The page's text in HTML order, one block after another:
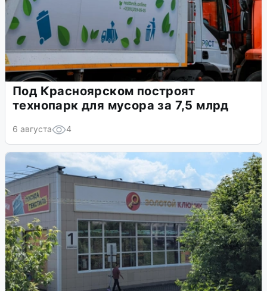
Под Красноярском построят
технопарк для мусора за 7,5 млрд
6 августа 4